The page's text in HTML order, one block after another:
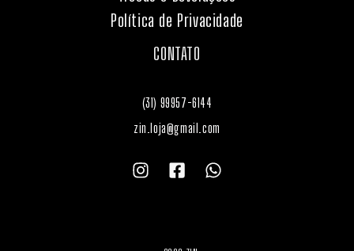
Política de Privacidade
CONTATO
(31) 99957-6144
zin.loja@gmail.com